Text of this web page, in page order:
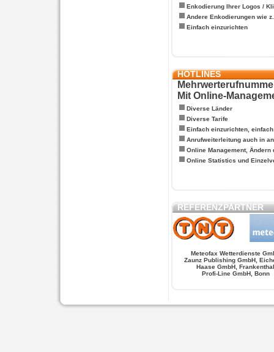
Enkodierung Ihrer Logos /
Andere Enkodierungen wie
Einfach einzurichten
HOTLINES
Mit Online-
Diverse Länder
Diverse Tarife
Einfach einzurichten,
Anrufweiterleitung auch in
Online Management, Ändern
Online Statistics und
REFERENZPARTNER
Meteofax Wetterdienste
Zaunz Publishing GmbH,
Haase GmbH, Frankenthal
Profi-Line GmbH, Bonn